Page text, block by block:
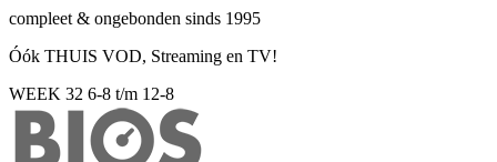
compleet & ongebonden sinds 1995
Óók THUIS VOD, Streaming en TV!
WEEK 32 6-8 t/m 12-8